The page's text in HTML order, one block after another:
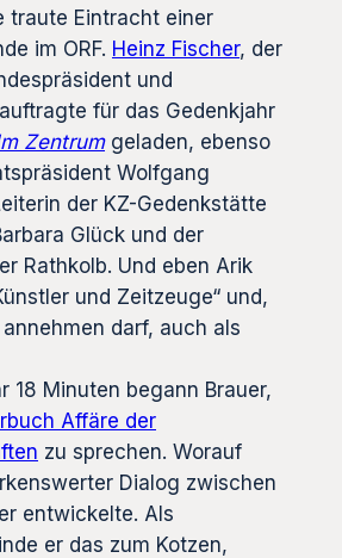
traute Eintracht einer
im ORF. Heinz Fischer, der
und
für das Gedenkjahr
Zentrumgeladen, ebenso
Wolfgang
der KZ-Gedenkstätte
Glück und der
Rathkolb. Und eben Arik
und Zeitzeuge“ und,
darf, auch als
18 Minuten begann Brauer,
Affäre der
zu sprechen. Worauf
Dialog zwischen
entwickelte. Als
er das zum Kotzen,